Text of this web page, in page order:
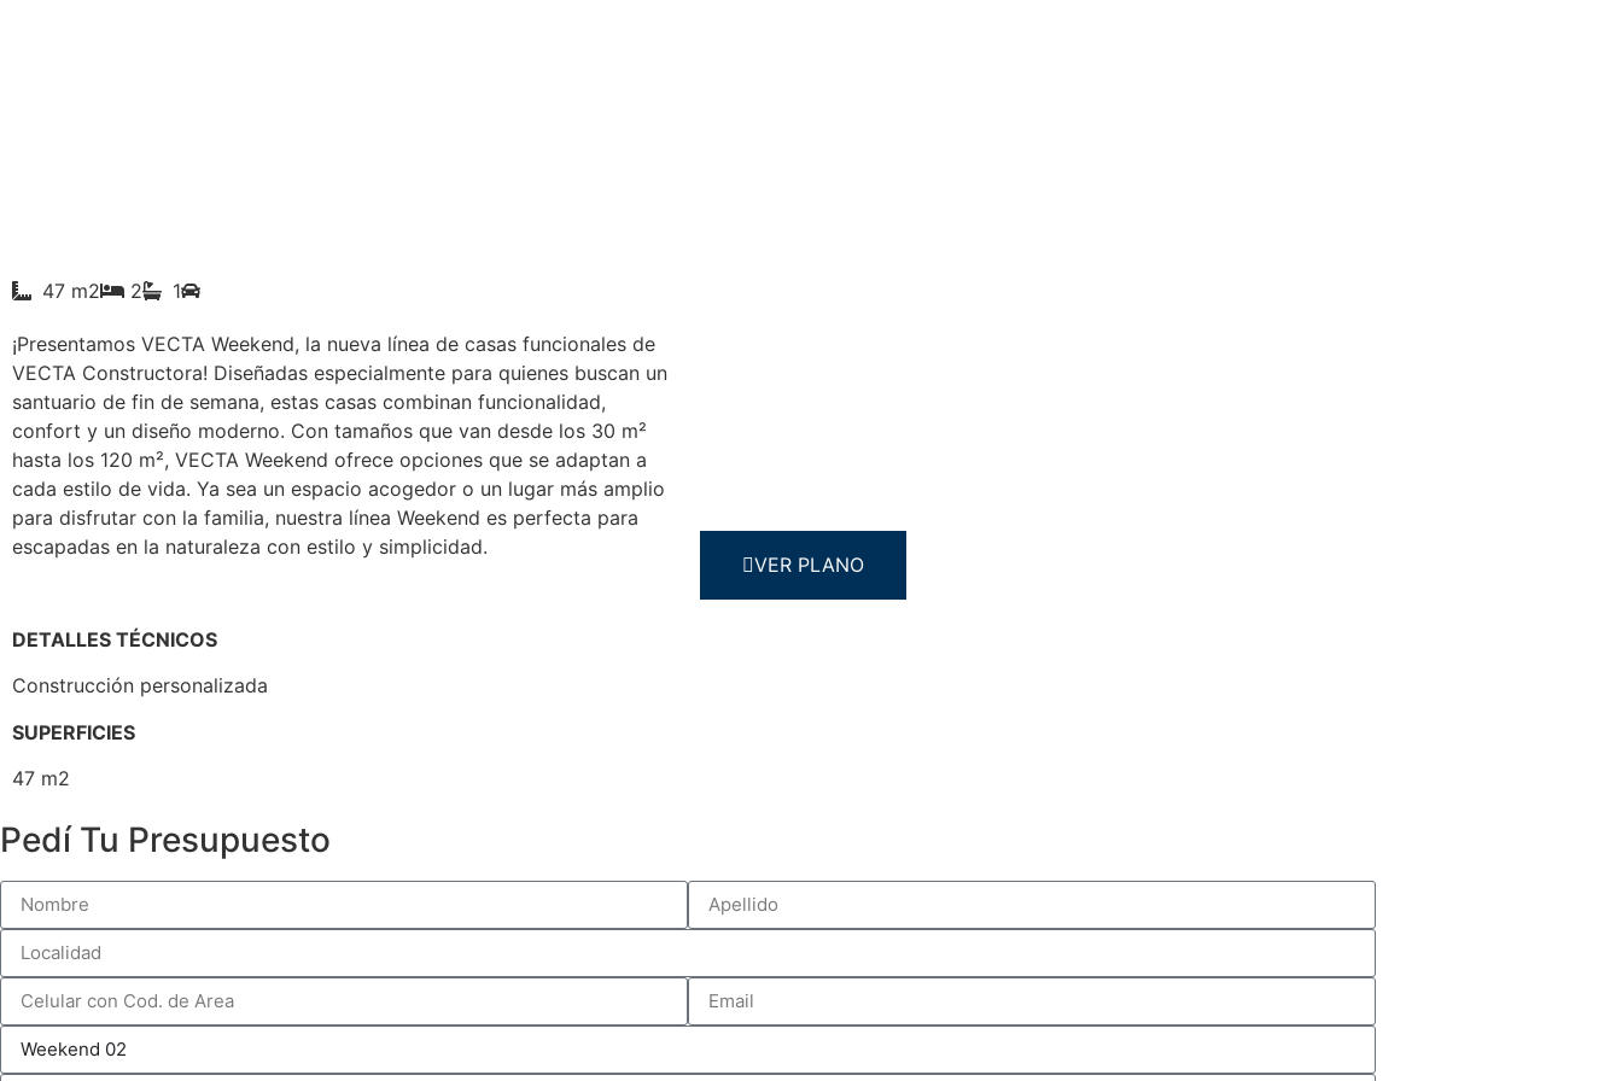
47 m2 2 1
¡Presentamos VECTA Weekend, la nueva línea de casas funcionales de
VECTA Constructora! Diseñadas especialmente para quienes buscan un
santuario de fin de semana, estas casas combinan funcionalidad,
confort y un diseño moderno. Con tamaños que van desde los 30 m²
hasta los 120 m², VECTA Weekend ofrece opciones que se adaptan a
cada estilo de vida. Ya sea un espacio acogedor o un lugar más amplio
para disfrutar con la familia, nuestra línea Weekend es perfecta para
escapadas en la naturaleza con estilo y simplicidad.
DETALLES TÉCNICOS
Construcción personalizada
SUPERFICIES
47 m2
VER PLANO
Pedí Tu Presupuesto